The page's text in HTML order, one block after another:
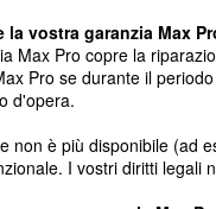
la vostra garanzia Max
Max Pro copre la
Pro se durante il
d'opera.
non è più disponibile (ad
I vostri diritti legali